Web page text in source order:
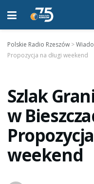
Polskie Radio Rzeszów >
Propozycja na długi weekend
Szlak
w
weekend